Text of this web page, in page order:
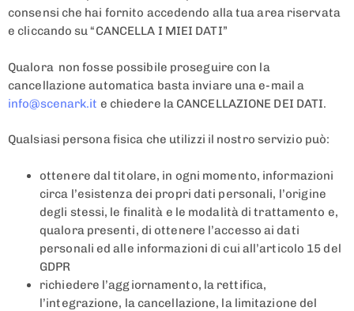
consensi che hai fornito accedendo alla tua area riservata
e cliccando su “CANCELLA I MIEI DATI”
Qualora non fosse possibile proseguire con la
cancellazione automatica basta inviare una e-mail a
info@scenark.it e chiedere la CANCELLAZIONE DEI DATI.
Qualsiasi persona fisica che utilizzi il nostro servizio può:
ottenere dal titolare, in ogni momento, informazioni
circa l’esistenza dei propri dati personali, l’origine
degli stessi, le finalità e le modalità di trattamento e,
qualora presenti, di ottenere l’accesso ai dati
personali ed alle informazioni di cui all’articolo 15 del
GDPR
richiedere l’aggiornamento, la rettifica,
l’integrazione, la cancellazione, la limitazione del